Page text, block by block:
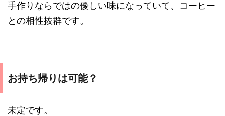
手作りならではの優しい味になっていて、コーヒー
との相性抜群です。
お持ち帰りは可能？
未定です。